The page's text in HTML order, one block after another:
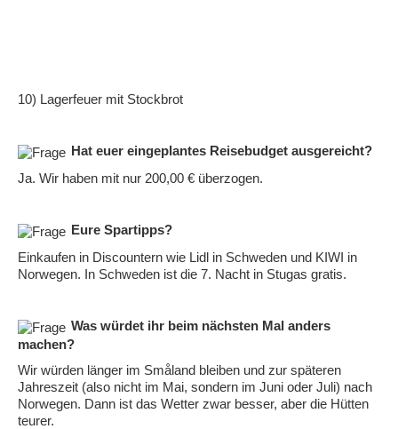
10) Lagerfeuer mit Stockbrot
Hat euer eingeplantes Reisebudget ausgereicht?
Ja. Wir haben mit nur 200,00 € überzogen.
Eure Spartipps?
Einkaufen in Discountern wie Lidl in Schweden und KIWI in
Norwegen. In Schweden ist die 7. Nacht in Stugas gratis.
Was würdet ihr beim nächsten Mal anders
machen?
Wir würden länger im Småland bleiben und zur späteren
Jahreszeit (also nicht im Mai, sondern im Juni oder Juli) nach
Norwegen. Dann ist das Wetter zwar besser, aber die Hütten
teurer.